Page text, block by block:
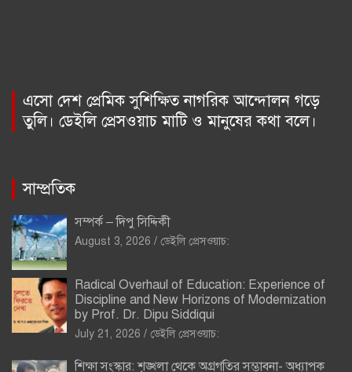
এসো দেশ প্রেমিক সুশিক্ষিত নাগরিক আন্দোলন গড়ে
তুলি। ডেইলি প্রেসওয়াচ মাটি ও মানুষের কথা বলে।
সাম্প্রতিক
সম্পর্ক – দিপু সিদ্দিকী
August 3, 2026 ডেইলি প্রেসওয়াচ:
Radical Overhaul of Education: Experience of
Discipline and New Horizons of Modernization
by Prof. Dr. Dipu Siddiqui
July 21, 2026 ডেইলি প্রেসওয়াচ:
শিক্ষা সংস্কার: শৃঙ্খলা থেকে অগ্রগতির সম্ভাবনা- অধ্যাপক